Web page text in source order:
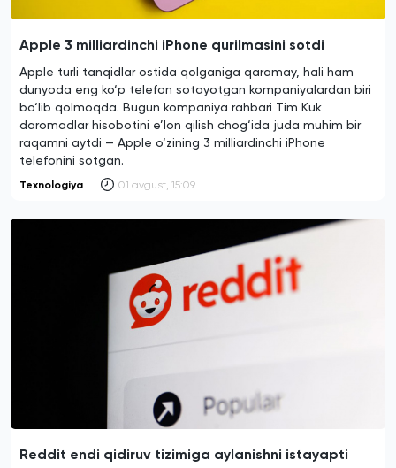
Apple 3 milliardinchi iPhone qurilmasini sotdi
Apple turli tanqidlar ostida qolganiga qaramay, hali ham
dunyoda eng ko‘p telefon sotayotgan kompaniyalardan biri
bo‘lib qolmoqda. Bugun kompaniya rahbari Tim Kuk
daromadlar hisobotini e’lon qilish chog‘ida juda muhim bir
raqamni aytdi — Apple o‘zining 3 milliardinchi iPhone
telefonini sotgan.
Texnologiya 01 avgust, 15:09
Reddit endi qidiruv tizimiga aylanishni istayapti